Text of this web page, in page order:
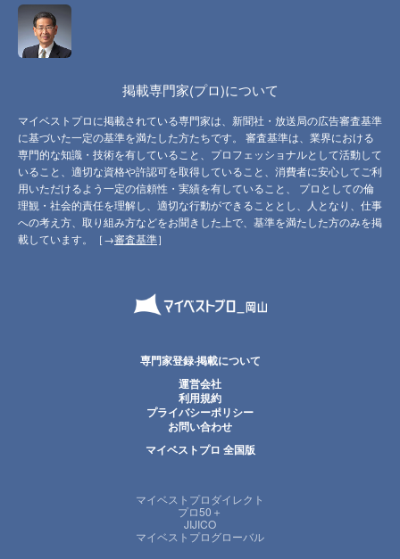
掲載専門家(プロ)について
マイベストプロに掲載されている専門家は、新聞社・放送局の広告審査基準
に基づいた一定の基準を満たした方たちです。 審査基準は、業界における
専門的な知識・技術を有していること、プロフェッショナルとして活動して
いること、適切な資格や許認可を取得していること、消費者に安心してご利
用いただけるよう一定の信頼性・実績を有していること、 プロとしての倫
理観・社会的責任を理解し、適切な行動ができることとし、人となり、仕事
への考え方、取り組み方などをお聞きした上で、基準を満たした方のみを掲
載しています。［→審査基準］
専門家登録·掲載について
運営会社
利用規約
プライバシーポリシー
お問い合わせ
マイベストプロ 全国版
マイベストプロダイレクト
プロ50＋
JIJICO
マイベストプログローバル